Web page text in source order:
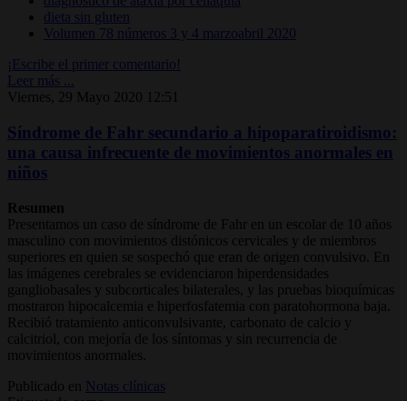
dieta sin gluten
Volumen 78 números 3 y 4 marzoabril 2020
¡Escribe el primer comentario!
Leer más ...
Viernes, 29 Mayo 2020 12:51
Síndrome de Fahr secundario a hipoparatiroidismo:
una causa infrecuente de movimientos anormales en
niños
Resumen
Presentamos un caso de síndrome de Fahr en un escolar de 10 años
masculino con movimientos distónicos cervicales y de miembros
superiores en quien se sospechó que eran de origen convulsivo. En
las imágenes cerebrales se evidenciaron hiperdensidades
gangliobasales y subcorticales bilaterales, y las pruebas bioquímicas
mostraron hipocalcemia e hiperfosfatemia con paratohormona baja.
Recibió tratamiento anticonvulsivante, carbonato de calcio y
calcitriol, con mejoría de los síntomas y sin recurrencia de
movimientos anormales.
Publicado en
Notas clínicas